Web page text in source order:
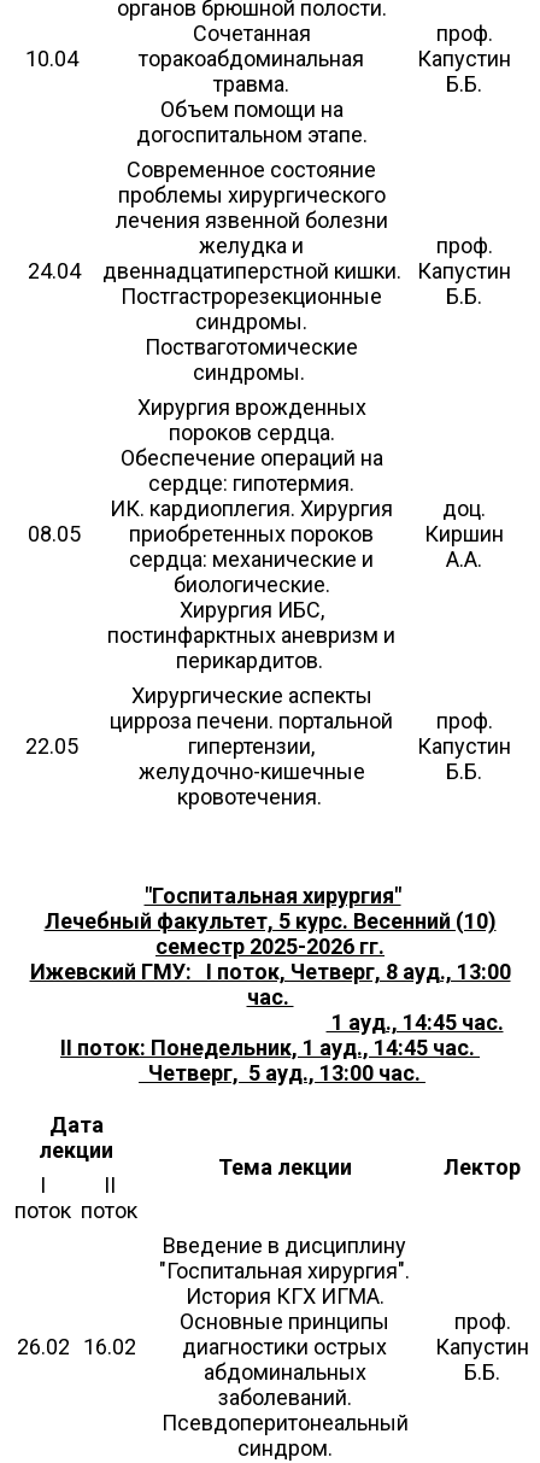
10.04
органов брюшной полости.
Сочетанная
торакоабдоминальная
травма.
Объем помощи на
догоспитальном этапе.
проф.
Капустин
Б.Б.
24.04
Современное состояние
проблемы хирургического
лечения язвенной болезни
желудка и
двеннадцатиперстной кишки.
Постгастрорезекционные
синдромы.
Постваготомические
синдромы.
проф.
Капустин
Б.Б.
08.05
Хирургия врожденных
пороков сердца.
Обеспечение операций на
сердце: гипотермия.
ИК. кардиоплегия. Хирургия
приобретенных пороков
сердца: механические и
биологические.
Хирургия ИБС,
постинфарктных аневризм и
перикардитов.
доц.
Киршин
А.А.
22.05
Хирургические аспекты
цирроза печени. портальной
гипертензии,
желудочно-кишечные
кровотечения.
проф.
Капустин
Б.Б.
"Госпитальная хирургия"
Лечебный факультет, 5 курс. Весенний (10)
семестр 2025-2026 гг.
Ижевский ГМУ: I поток, Четверг, 8 ауд., 13:00
час.
1 ауд., 14:45 час.
II поток: Понедельник, 1 ауд., 14:45 час.
Четверг, 5 ауд., 13:00 час.
Дата
лекции
Тема лекции Лектор
I
поток
II
поток
26.02 16.02
Введение в дисциплину
"Госпитальная хирургия".
История КГХ ИГМА.
Основные принципы
диагностики острых
абдоминальных
заболеваний.
Псевдоперитонеальный
синдром.
проф.
Капустин
Б.Б.